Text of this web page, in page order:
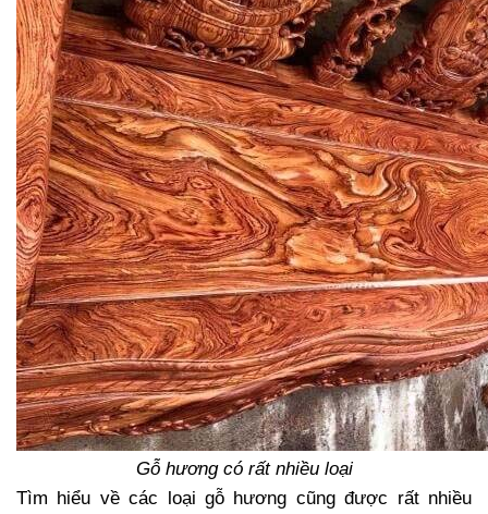
Gỗ hương có rất nhiều loại
Tìm hiểu về các loại gỗ hương cũng được rất nhiều